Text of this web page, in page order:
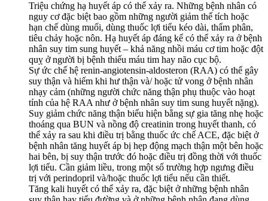
Triệu chứng hạ huyết áp có thể xảy ra. Những bệnh nhân có
nguy cơ đặc biệt bao gồm những người giảm thể tích hoặc
hạn chế dùng muối, dùng thuốc lợi tiểu kéo dài, thẩm phân,
tiêu chảy hoặc nôn. Hạ huyết áp đáng kể có thể xảy ra ở bệnh
nhân suy tim sung huyết – khả năng nhồi máu cơ tim hoặc đột
quỵ ở người bị bệnh thiếu máu tim hay não cục bộ.
Sự ức chế hệ renin-angiotensin-aldosteron (RAA) có thể gây
suy thận và hiếm khi hư thận và/ hoặc tử vong ở bệnh nhân
nhạy cảm (những người chức năng thận phụ thuộc vào hoạt
tính của hệ RAA như ở bệnh nhân suy tim sung huyết nặng).
Suy giảm chức năng thận biểu hiện bằng sự gia tăng nhẹ hoặc
thoáng qua BUN và nồng độ creatinin trong huyết thanh, có
thể xảy ra sau khi điều trị bằng thuốc ức chế ACE, đặc biệt ở
bệnh nhân tăng huyết áp bị hẹp động mạch thận một bên hoặc
hai bên, bị suy thận trước đó hoặc điều trị đồng thời với thuốc
lợi tiểu. Cần giảm liều, trong một số trường hợp ngưng điều
trị với perindopril và/hoặc thuốc lợi tiểu nếu cần thiết.
Tăng kali huyết có thể xảy ra, đặc biệt ở những bệnh nhân